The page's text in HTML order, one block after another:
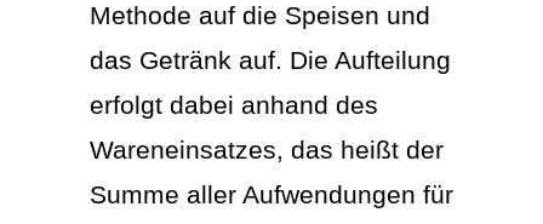
Methode auf die Speisen und
das Getränk auf. Die Aufteilung
erfolgt dabei anhand des
Wareneinsatzes, das heißt der
Summe aller Aufwendungen für